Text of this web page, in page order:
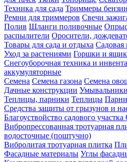
Техника для сада Триммеры
Ремни для триммеров Свечи
Полив Шланги поливочные
распылители Оросители,
Товары для сада и отдыха Садовая
Уход за растениями Горшки и
Снегоуборочная техника и
аккумуляторные
Семена Семена газона Семена
Дачные конструкции
Теплицы, парники Теплицы
Средства защиты от грызунов и
Благоуствойство садового участка
Вибропрессованная тротуарная
водосточные (поштучно)
Вибролитая тротуарная плитка
Фасадные материалы Углы